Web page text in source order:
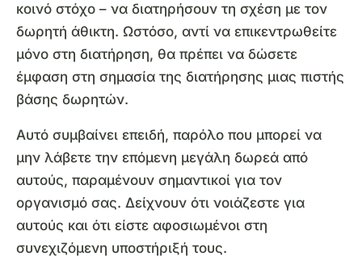
κοινό στόχο – να διατηρήσουν τη σχέση με τον
δωρητή άθικτη. Ωστόσο, αντί να επικεντρωθείτε
μόνο στη διατήρηση, θα πρέπει να δώσετε
έμφαση στη σημασία της διατήρησης μιας πιστής
βάσης δωρητών.
Αυτό συμβαίνει επειδή, παρόλο που μπορεί να
μην λάβετε την επόμενη μεγάλη δωρεά από
αυτούς, παραμένουν σημαντικοί για τον
οργανισμό σας. Δείχνουν ότι νοιάζεστε για
αυτούς και ότι είστε αφοσιωμένοι στη
συνεχιζόμενη υποστήριξή τους.